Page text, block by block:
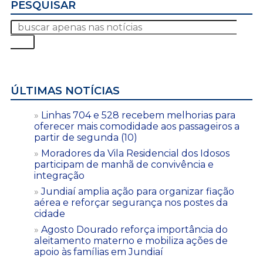
PESQUISAR
ÚLTIMAS NOTÍCIAS
Linhas 704 e 528 recebem melhorias para
oferecer mais comodidade aos passageiros a
partir de segunda (10)
Moradores da Vila Residencial dos Idosos
participam de manhã de convivência e
integração
Jundiaí amplia ação para organizar fiação
aérea e reforçar segurança nos postes da
cidade
Agosto Dourado reforça importância do
aleitamento materno e mobiliza ações de
apoio às famílias em Jundiaí